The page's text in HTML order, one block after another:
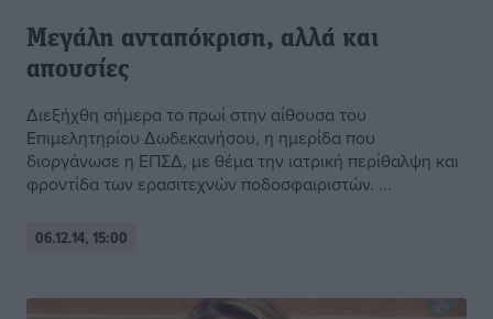
Μεγάλη ανταπόκριση, αλλά και
απουσίες
Διεξήχθη σήμερα το πρωί στην αίθουσα του
Επιμελητηρίου Δωδεκανήσου, η ημερίδα που
διοργάνωσε η ΕΠΣΔ, με θέμα την ιατρική περίθαλψη και
φροντίδα των ερασιτεχνών ποδοσφαιριστών. ...
06.12.14, 15:00